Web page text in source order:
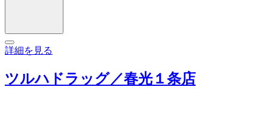
詳細を見る
ツルハドラッグ／春光１条店